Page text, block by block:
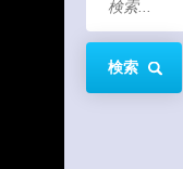
検索